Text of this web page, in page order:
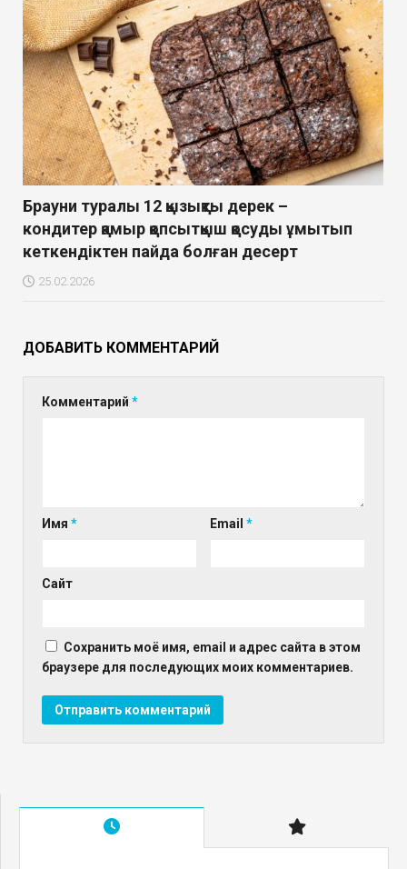
Брауни туралы 12 қызықты дерек –
кондитер қамыр қопсытқыш қосуды ұмытып
кеткендіктен пайда болған десерт
25.02.2026
ДОБАВИТЬ КОММЕНТАРИЙ
Комментарий *
Имя * Email*
Сайт
Сохранить моё имя, email и адрес сайта в этом
браузере для последующих моих комментариев.